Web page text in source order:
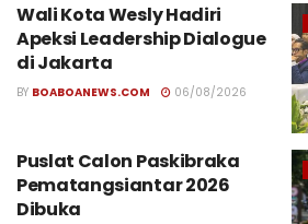
Wali Kota Wesly Hadiri
Apeksi Leadership Dialogue
di Jakarta
BY BOABOANEWS.COM 06/08/2026
Puslat Calon Paskibraka
Pematangsiantar 2026
Dibuka